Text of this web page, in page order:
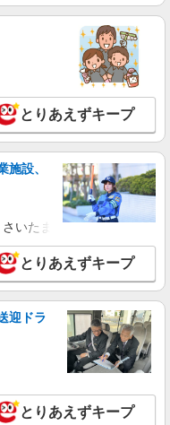
・検査（日勤）
費全額支給（規定あり）
日勤務＋残業20h）
詳細を見る
社
包（2交替）
全額支給（規定あり）
日勤務＋残業10h）
詳細を見る
円＋交通費全額支給＋残業
とりあえずキープ
設、
いたま市岩槻区・久喜市・
とりあえずキープ
迎ドラ
とりあえずキープ